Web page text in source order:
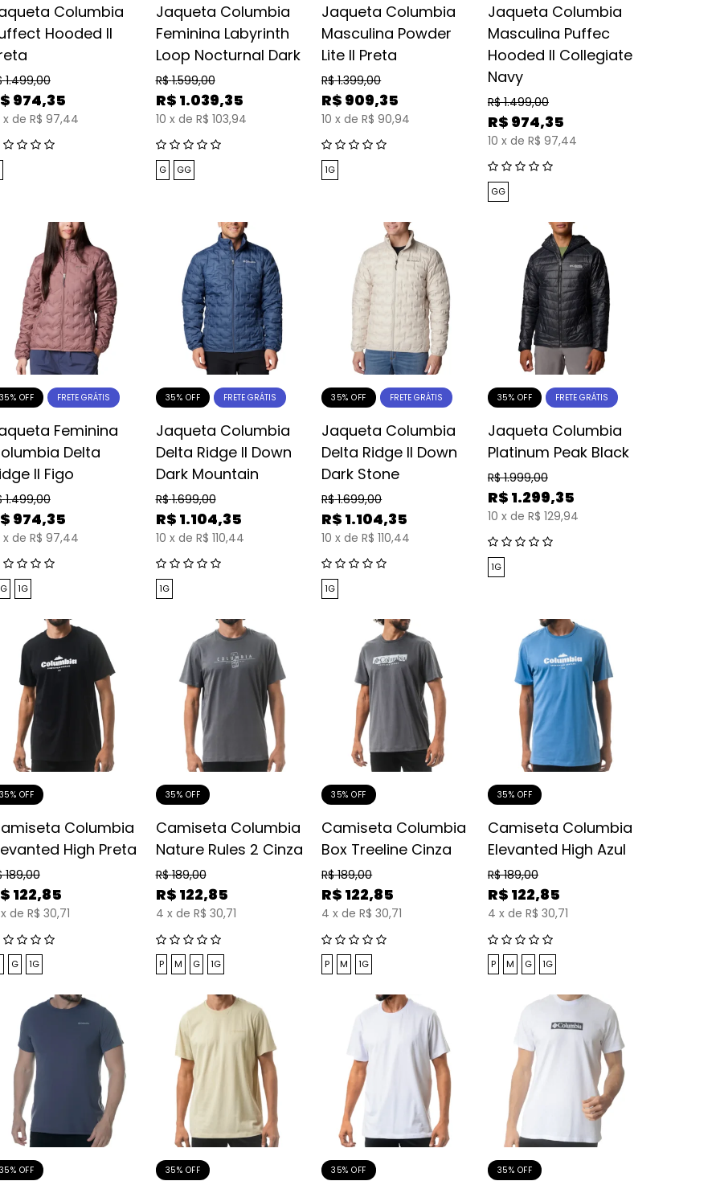
Columbia
Hooded II
1.499,00
974,35
x de R$ 97,44
Jaqueta Columbia
Feminina Labyrinth
Loop Nocturnal Dark
R$ 1.599,00
R$ 1.039,35
10 x de R$ 103,94
G GG
Jaqueta Columbia
Masculina Powder
Lite II Preta
R$ 1.399,00
R$ 909,35
10 x de R$ 90,94
1G
Jaqueta Columbia
Masculina Puffec
Hooded II Collegiate
Navy
R$ 1.499,00
R$ 974,35
10 x de R$ 97,44
GG
35% OFF FRETE GRÁTIS
Feminina
Delta
II Figo
1.499,00
974,35
x de R$ 97,44
1G
35% OFF FRETE GRÁTIS
Jaqueta Columbia
Delta Ridge II Down
Dark Mountain
R$ 1.699,00
R$ 1.104,35
10 x de R$ 110,44
1G
35% OFF FRETE GRÁTIS
Jaqueta Columbia
Delta Ridge II Down
Dark Stone
R$ 1.699,00
R$ 1.104,35
10 x de R$ 110,44
1G
35% OFF FRETE GRÁTIS
Jaqueta Columbia
Platinum Peak Black
R$ 1.999,00
R$ 1.299,35
10 x de R$ 129,94
1G
35% OFF
Columbia
High Preta
189,00
122,85
x de R$ 30,71
G 1G
35% OFF
Camiseta Columbia
Nature Rules 2 Cinza
R$ 189,00
R$ 122,85
4 x de R$ 30,71
P M G 1G
35% OFF
Camiseta Columbia
Box Treeline Cinza
R$ 189,00
R$ 122,85
4 x de R$ 30,71
P M 1G
35% OFF
Camiseta Columbia
Elevanted High Azul
R$ 189,00
R$ 122,85
4 x de R$ 30,71
P M G 1G
35% OFF 35% OFF 35% OFF 35% OFF